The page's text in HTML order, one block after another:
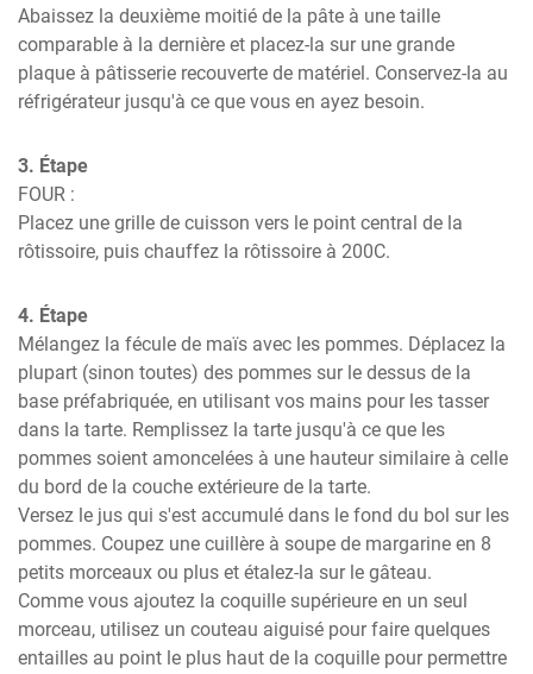
Abaissez la deuxième moitié de la pâte à une taille
comparable à la dernière et placez-la sur une grande
plaque à pâtisserie recouverte de matériel. Conservez-la au
réfrigérateur jusqu'à ce que vous en ayez besoin.
3. Étape
FOUR :
Placez une grille de cuisson vers le point central de la
rôtissoire, puis chauffez la rôtissoire à 200C.
4. Étape
Mélangez la fécule de maïs avec les pommes. Déplacez la
plupart (sinon toutes) des pommes sur le dessus de la
base préfabriquée, en utilisant vos mains pour les tasser
dans la tarte. Remplissez la tarte jusqu'à ce que les
pommes soient amoncelées à une hauteur similaire à celle
du bord de la couche extérieure de la tarte.
Versez le jus qui s'est accumulé dans le fond du bol sur les
pommes. Coupez une cuillère à soupe de margarine en 8
petits morceaux ou plus et étalez-la sur le gâteau.
Comme vous ajoutez la coquille supérieure en un seul
morceau, utilisez un couteau aiguisé pour faire quelques
entailles au point le plus haut de la coquille pour permettre